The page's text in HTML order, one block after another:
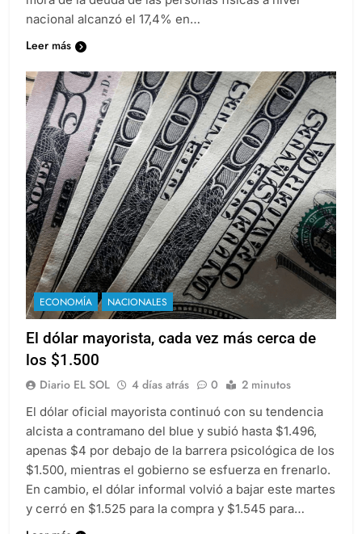
nacional alcanzó el 17,4% en…
Leer más
ECONOMÍA NACIONALES
El dólar mayorista, cada vez más cerca de
los $1.500
Diario EL SOL 4 días atrás 0 2 minutos
El dólar oficial mayorista continuó con su tendencia
alcista a contramano del blue y subió hasta $1.496,
apenas $4 por debajo de la barrera psicológica de los
$1.500, mientras el gobierno se esfuerza en frenarlo.
En cambio, el dólar informal volvió a bajar este martes
y cerró en $1.525 para la compra y $1.545 para…